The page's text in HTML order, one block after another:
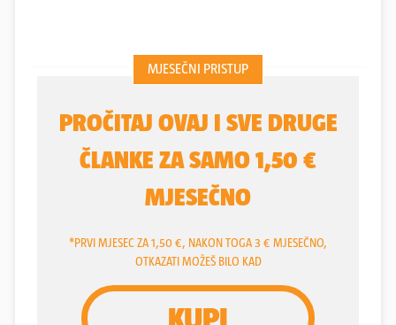
puta do završetka, već se sada, kad stupite na
gradilište, može naslutiti grandioznost cijelog